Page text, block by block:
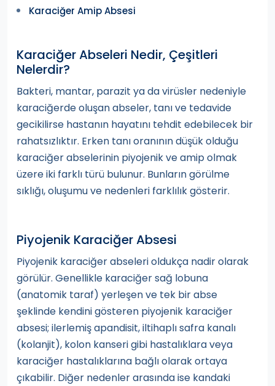
Karaciğer Amip Absesi
Karaciğer Abseleri Nedir, Çeşitleri
Nelerdir?
Bakteri, mantar, parazit ya da virüsler nedeniyle
karaciğerde oluşan abseler, tanı ve tedavide
gecikilirse hastanın hayatını tehdit edebilecek bir
rahatsızlıktır. Erken tanı oranının düşük olduğu
karaciğer abselerinin piyojenik ve amip olmak
üzere iki farklı türü bulunur. Bunların görülme
sıklığı, oluşumu ve nedenleri farklılık gösterir.
Piyojenik Karaciğer Absesi
Piyojenik karaciğer abseleri oldukça nadir olarak
görülür. Genellikle karaciğer sağ lobuna
(anatomik taraf) yerleşen ve tek bir abse
şeklinde kendini gösteren piyojenik karaciğer
absesi; ilerlemiş apandisit, iltihaplı safra kanalı
(kolanjit), kolon kanseri gibi hastalıklara veya
karaciğer hastalıklarına bağlı olarak ortaya
çıkabilir. Diğer nedenler arasında ise kandaki